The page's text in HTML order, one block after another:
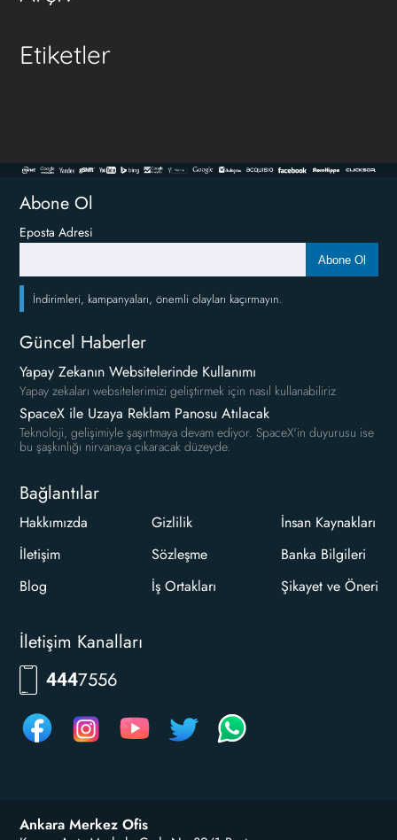
Etiketler
Abone Ol
Eposta Adresi
Abone Ol
İndirimleri, kampanyaları, önemli olayları kaçırmayın.
Güncel Haberler
Yapay Zekanın Websitelerinde Kullanımı
Yapay zekaları websitelerimizi geliştirmek için nasıl kullanabiliriz
SpaceX ile Uzaya Reklam Panosu Atılacak
Teknoloji, gelişimiyle şaşırtmaya devam ediyor. SpaceX'in duyurusu ise
bu şaşkınlığı nirvanaya çıkaracak düzeyde.
Bağlantılar
Hakkımızda
İletişim
Blog
Gizlilik
Sözleşme
İş Ortakları
İnsan Kaynakları
Banka Bilgileri
Şikayet ve Öneri
İletişim Kanalları
4447556
Ankara Merkez Ofis